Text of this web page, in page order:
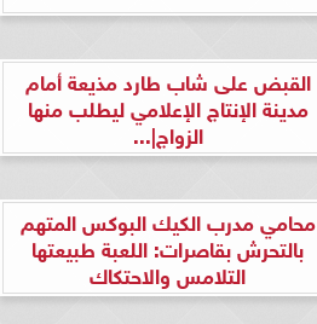
القبض على شاب طارد مذيعة أمام
مدينة الإنتاج الإعلامي ليطلب منها
الزواج|...
محامي مدرب الكيك البوكس المتهم
بالتحرش بقاصرات: اللعبة طبيعتها
التلامس والاحتكاك